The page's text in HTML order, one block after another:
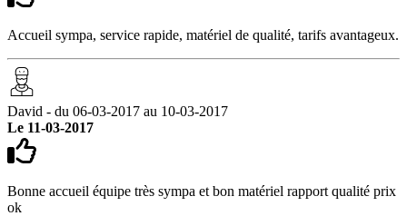
Accueil sympa, service rapide, matériel de qualité, tarifs avantageux.
David - du 06-03-2017 au 10-03-2017
Le 11-03-2017
Bonne accueil équipe très sympa et bon matériel rapport qualité prix
ok